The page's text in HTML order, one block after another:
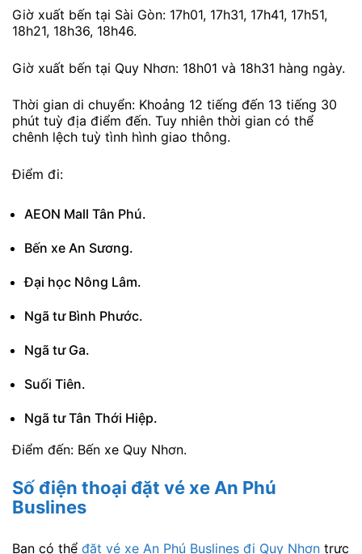
Giờ xuất bến tại Sài Gòn: 17h01, 17h31, 17h41, 17h51,
18h21, 18h36, 18h46.
Giờ xuất bến tại Quy Nhơn: 18h01 và 18h31 hàng ngày.
Thời gian di chuyển: Khoảng 12 tiếng đến 13 tiếng 30
phút tuỳ địa điểm đến. Tuy nhiên thời gian có thể
chênh lệch tuỳ tình hình giao thông.
Điểm đi:
AEON Mall Tân Phú.
Bến xe An Sương.
Đại học Nông Lâm.
Ngã tư Bình Phước.
Ngã tư Ga.
Suối Tiên.
Ngã tư Tân Thới Hiệp.
Điểm đến: Bến xe Quy Nhơn.
Số điện thoại đặt vé xe An Phú
Buslines
Bạn có thể đặt vé xe An Phú Buslines đi Quy Nhơn trực